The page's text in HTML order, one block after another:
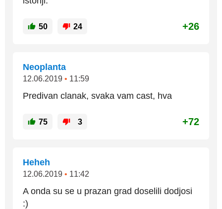
50 24 +26
Neoplanta
12.06.2019 • 11:59
Predivan clanak, svaka vam cast, hva
75 3 +72
Heheh
12.06.2019 • 11:42
A onda su se u prazan grad doselili dodjosi
:)